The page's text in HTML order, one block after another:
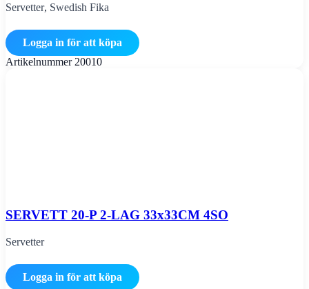
Servetter, Swedish Fika
Logga in för att köpa
Artikelnummer 20010
SERVETT 20-P 2-LAG 33x33CM 4SO
Servetter
Logga in för att köpa